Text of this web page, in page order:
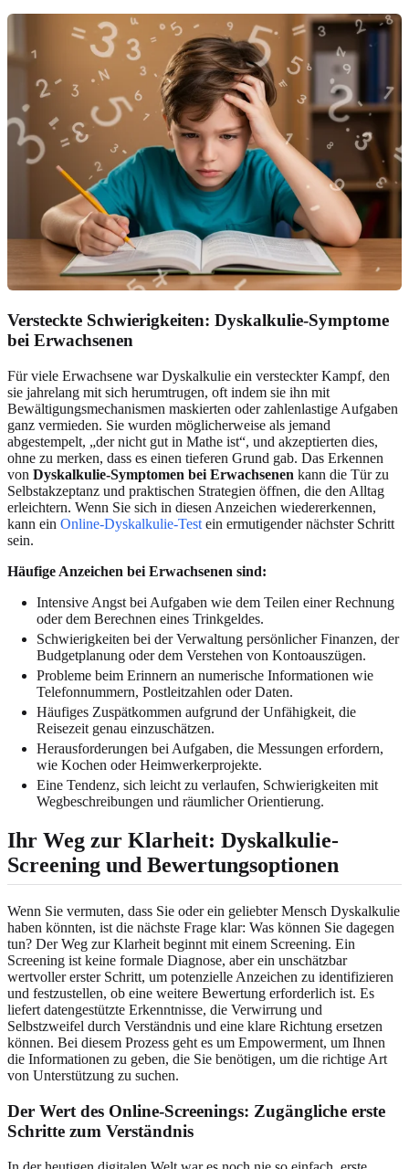
Versteckte Schwierigkeiten: Dyskalkulie-Symptome
bei Erwachsenen
Für viele Erwachsene war Dyskalkulie ein versteckter Kampf, den
sie jahrelang mit sich herumtrugen, oft indem sie ihn mit
Bewältigungsmechanismen maskierten oder zahlenlastige Aufgaben
ganz vermieden. Sie wurden möglicherweise als jemand
abgestempelt, „der nicht gut in Mathe ist“, und akzeptierten dies,
ohne zu merken, dass es einen tieferen Grund gab. Das Erkennen
von Dyskalkulie-Symptomen bei Erwachsenen kann die Tür zu
Selbstakzeptanz und praktischen Strategien öffnen, die den Alltag
erleichtern. Wenn Sie sich in diesen Anzeichen wiedererkennen,
kann ein Online-Dyskalkulie-Test ein ermutigender nächster Schritt
sein.
Häufige Anzeichen bei Erwachsenen sind:
Intensive Angst bei Aufgaben wie dem Teilen einer Rechnung
oder dem Berechnen eines Trinkgeldes.
Schwierigkeiten bei der Verwaltung persönlicher Finanzen, der
Budgetplanung oder dem Verstehen von Kontoauszügen.
Probleme beim Erinnern an numerische Informationen wie
Telefonnummern, Postleitzahlen oder Daten.
Häufiges Zuspätkommen aufgrund der Unfähigkeit, die
Reisezeit genau einzuschätzen.
Herausforderungen bei Aufgaben, die Messungen erfordern,
wie Kochen oder Heimwerkerprojekte.
Eine Tendenz, sich leicht zu verlaufen, Schwierigkeiten mit
Wegbeschreibungen und räumlicher Orientierung.
Ihr Weg zur Klarheit: Dyskalkulie-
Screening und Bewertungsoptionen
Wenn Sie vermuten, dass Sie oder ein geliebter Mensch Dyskalkulie
haben könnten, ist die nächste Frage klar: Was können Sie dagegen
tun? Der Weg zur Klarheit beginnt mit einem Screening. Ein
Screening ist keine formale Diagnose, aber ein unschätzbar
wertvoller erster Schritt, um potenzielle Anzeichen zu identifizieren
und festzustellen, ob eine weitere Bewertung erforderlich ist. Es
liefert datengestützte Erkenntnisse, die Verwirrung und
Selbstzweifel durch Verständnis und eine klare Richtung ersetzen
können. Bei diesem Prozess geht es um Empowerment, um Ihnen
die Informationen zu geben, die Sie benötigen, um die richtige Art
von Unterstützung zu suchen.
Der Wert des Online-Screenings: Zugängliche erste
Schritte zum Verständnis